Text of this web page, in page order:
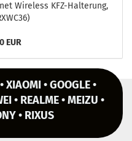
Wire­less KFZ-​Halterung,
EUR
XIAOMI • GOOGLE •
• REALME • MEIZU •
• RIXUS